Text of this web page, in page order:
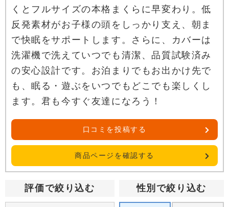
くとフルサイズの本格まくらに早変わり。低
反発素材がお子様の頭をしっかり支え、朝ま
で快眠をサポートします。さらに、カバーは
洗濯機で洗えていつでも清潔、品質試験済み
の安心設計です。お泊まりでもお出かけ先で
も、眠る・遊ぶをいつでもどこでも楽しくし
ます。君も今すぐ友達になろう！
口コミを投稿する
商品ページを確認する
評価で絞り込む 性別で絞り込む